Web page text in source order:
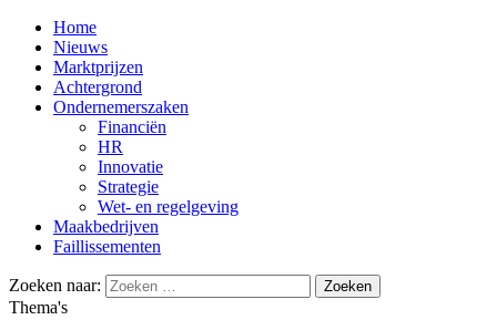
Home
Nieuws
Marktprijzen
Achtergrond
Ondernemerszaken
Financiën
HR
Innovatie
Strategie
Wet- en regelgeving
Maakbedrijven
Faillissementen
Zoeken naar:
Thema's